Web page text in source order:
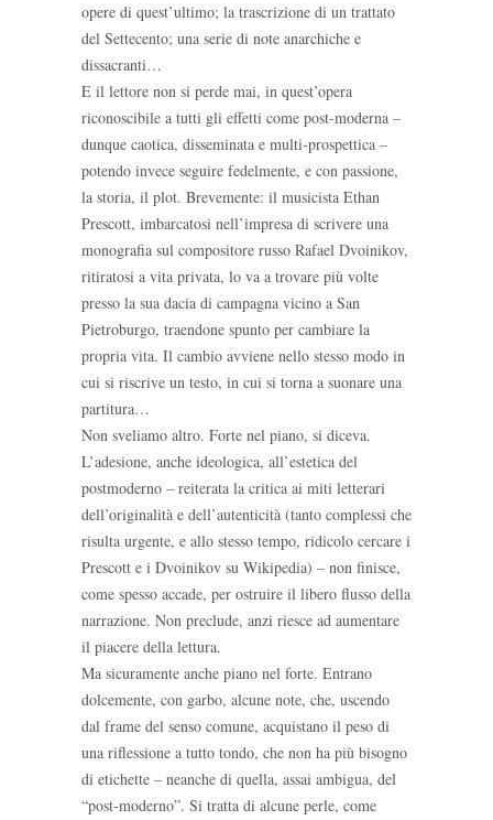
opere di quest’ultimo; la trascrizione di un trattato
del Settecento; una serie di note anarchiche e
dissacranti…
E il lettore non si perde mai, in quest’opera
riconoscibile a tutti gli effetti come post-moderna –
dunque caotica, disseminata e multi-prospettica –
potendo invece seguire fedelmente, e con passione,
la storia, il plot. Brevemente: il musicista Ethan
Prescott, imbarcatosi nell’impresa di scrivere una
monografia sul compositore russo Rafael Dvoinikov,
ritiratosi a vita privata, lo va a trovare più volte
presso la sua dacia di campagna vicino a San
Pietroburgo, traendone spunto per cambiare la
propria vita. Il cambio avviene nello stesso modo in
cui si riscrive un testo, in cui si torna a suonare una
partitura…
Non sveliamo altro. Forte nel piano, si diceva.
L’adesione, anche ideologica, all’estetica del
postmoderno – reiterata la critica ai miti letterari
dell’originalità e dell’autenticità (tanto complessi che
risulta urgente, e allo stesso tempo, ridicolo cercare i
Prescott e i Dvoinikov su Wikipedia) – non finisce,
come spesso accade, per ostruire il libero flusso della
narrazione. Non preclude, anzi riesce ad aumentare
il piacere della lettura.
Ma sicuramente anche piano nel forte. Entrano
dolcemente, con garbo, alcune note, che, uscendo
dal frame del senso comune, acquistano il peso di
una riflessione a tutto tondo, che non ha più bisogno
di etichette – neanche di quella, assai ambigua, del
“post-moderno”. Si tratta di alcune perle, come